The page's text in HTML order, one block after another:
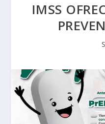
IMSS